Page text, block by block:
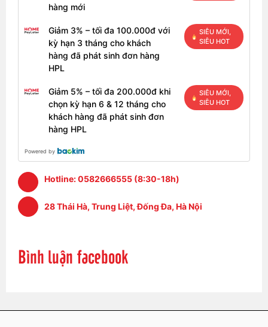
hàng mới
Giảm 3% – tối đa 100.000đ với
kỳ hạn 3 tháng cho khách
hàng đã phát sinh đơn hàng
HPL
SIÊU MỚI,
SIÊU HOT
Giảm 5% – tối đa 200.000đ khi
chọn kỳ hạn 6 & 12 tháng cho
khách hàng đã phát sinh đơn
hàng HPL
SIÊU MỚI,
SIÊU HOT
Powered by
Hotline:0582666555 (8:30-18h)
28 Thái Hà, Trung Liệt, Đống Đa, Hà Nội
Bình luận facebook